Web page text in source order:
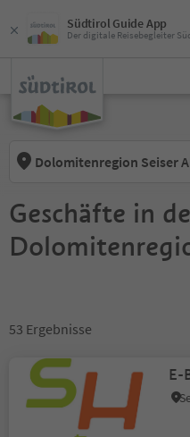
Südtirol Guide App
Der digitale Reisebegleiter
Dolomitenregion Seiser
Geschäfte in
53 Ergebnisse
E-